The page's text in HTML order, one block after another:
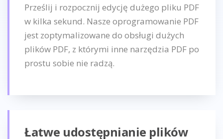
Prześlij i rozpocznij edycję dużego pliku PDF
w kilka sekund. Nasze oprogramowanie PDF
jest zoptymalizowane do obsługi dużych
plików PDF, z którymi inne narzędzia PDF po
prostu sobie nie radzą.
Łatwe udostępnianie plików